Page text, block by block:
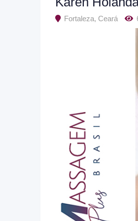
Fortaleza, Ceará